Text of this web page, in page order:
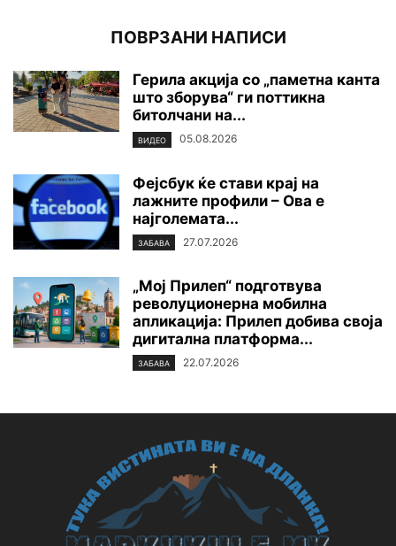
ПОВРЗАНИ НАПИСИ
Герила акција со „паметна канта
што зборува“ ги поттикна
битолчани на...
ВИДЕО 05.08.2026
Фејсбук ќе стави крај на
лажните профили – Ова е
најголемата...
ЗАБАВА 27.07.2026
„Мој Прилеп“ подготвува
револуционерна мобилна
апликација: Прилеп добива своја
дигитална платформа...
ЗАБАВА 22.07.2026